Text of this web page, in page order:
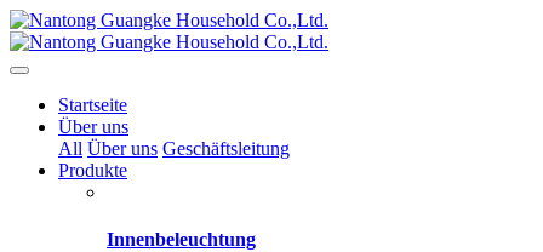
Startseite
Über uns
All Über uns Geschäftsleitung
Produkte
Innenbeleuchtung